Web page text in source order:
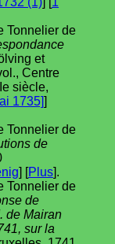
Tonnelier de
et
Centre
siècle,
1735]]
Tonnelier de
de
] [Plus].
Tonnelier de
de
de Mairan
sur la